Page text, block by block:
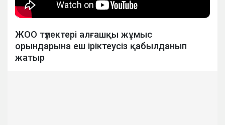
ЖОО түлектері алғашқы жұмыс
орындарына еш іріктеусіз қабылданып
жатыр